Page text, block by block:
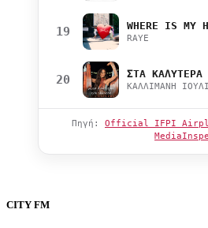
19 WHERE IS MY
RAYE
20 ΚΑΛΛΙΜΑΝΗ
Πηγή: Official IFPI
CITY FM